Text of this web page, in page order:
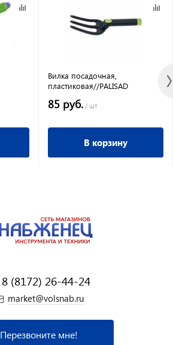
Вилка посадочная,
пластиковая//PALISAD
85 руб. / шт
В корзину
8 (8172) 26-44-24
market@volsnab.ru
Перезвоните мне!